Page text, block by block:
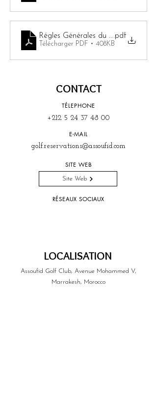
Régles Générales du Golf Assoufid
.pdf
Télécharger PDF • 408KB
TÉLEPHONE
+212 5 24 37 48 00
E-MAIL
golf.reservations@assoufid.com
SITE WEB
Site Web
RÉSEAUX SOCIAUX
CONTACT
LOCALISATION
Assoufid Golf Club, Avenue Mohammed V,
Marrakesh, Morocco